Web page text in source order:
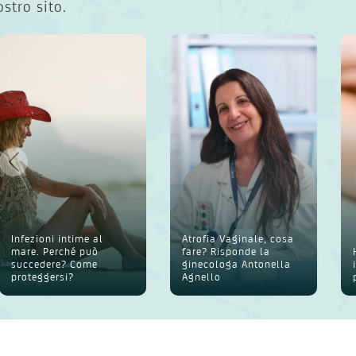
sito.
Infezioni intime al
mare. Perché può
succedere? Come
proteggersi?
Atrofia Vaginale, cosa
fare? Risponde la
ginecologa Antonella
Agnello